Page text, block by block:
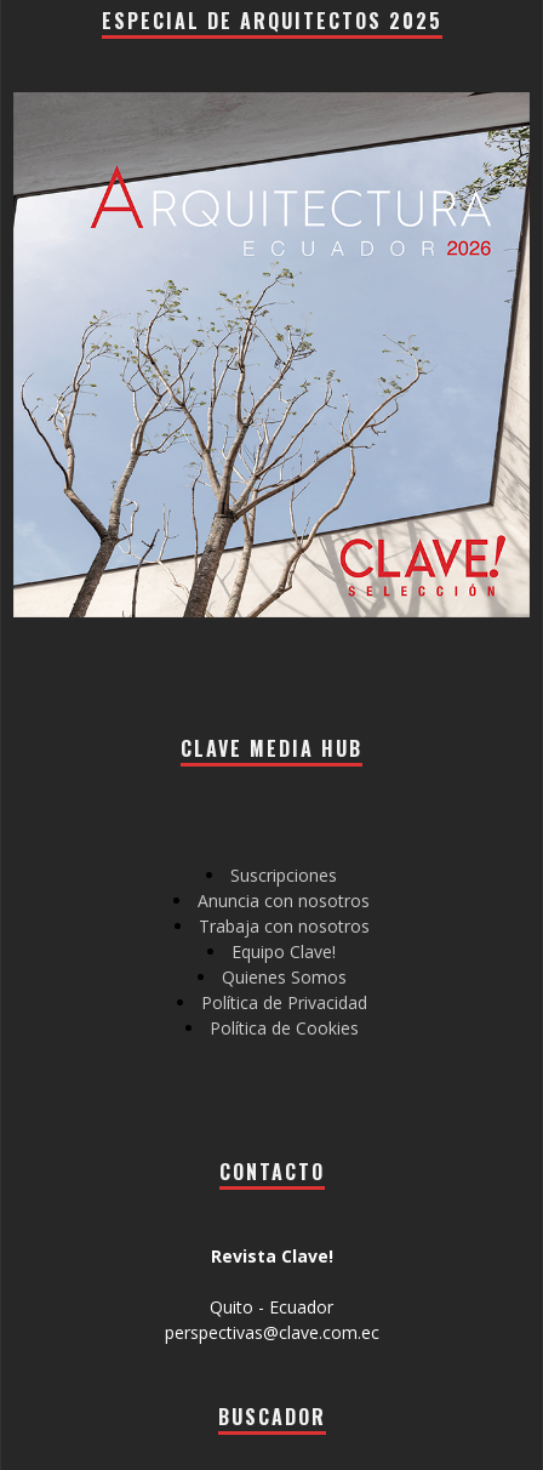
ESPECIAL DE ARQUITECTOS 2025
CLAVE MEDIA HUB
Suscripciones
Anuncia con nosotros
Trabaja con nosotros
Equipo Clave!
Quienes Somos
Política de Privacidad
Política de Cookies
CONTACTO
Revista Clave!
Quito - Ecuador
perspectivas@clave.com.ec
BUSCADOR